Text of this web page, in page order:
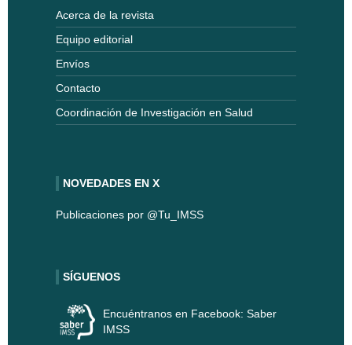
Acerca de la revista
Equipo editorial
Envíos
Contacto
Coordinación de Investigación en Salud
NOVEDADES EN X
Publicaciones por @Tu_IMSS
SÍGUENOS
Encuéntranos en Facebook: Saber
IMSS